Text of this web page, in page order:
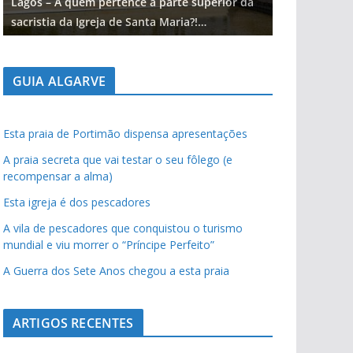
sacristia da Igreja de Santa Maria?!…
GUIA ALGARVE
Esta praia de Portimão dispensa apresentações
A praia secreta que vai testar o seu fôlego (e
recompensar a alma)
Esta igreja é dos pescadores
A vila de pescadores que conquistou o turismo
mundial e viu morrer o “Príncipe Perfeito”
A Guerra dos Sete Anos chegou a esta praia
ARTIGOS RECENTES